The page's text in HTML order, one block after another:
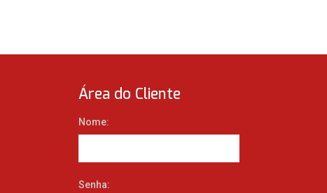
Área do Cliente
Nome:
Senha: